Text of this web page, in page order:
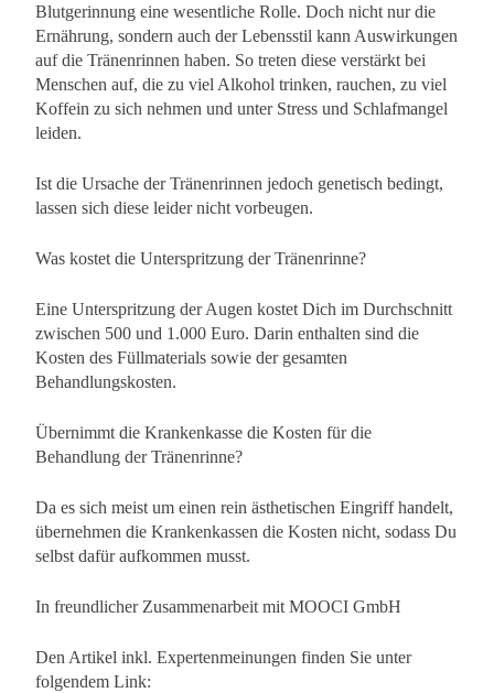
Blutgerinnung eine wesentliche Rolle. Doch nicht nur die
Ernährung, sondern auch der Lebensstil kann Auswirkungen
auf die Tränenrinnen haben. So treten diese verstärkt bei
Menschen auf, die zu viel Alkohol trinken, rauchen, zu viel
Koffein zu sich nehmen und unter Stress und Schlafmangel
leiden.
Ist die Ursache der Tränenrinnen jedoch genetisch bedingt,
lassen sich diese leider nicht vorbeugen.
Was kostet die Unterspritzung der Tränenrinne?
Eine Unterspritzung der Augen kostet Dich im Durchschnitt
zwischen 500 und 1.000 Euro. Darin enthalten sind die
Kosten des Füllmaterials sowie der gesamten
Behandlungskosten.
Übernimmt die Krankenkasse die Kosten für die
Behandlung der Tränenrinne?
Da es sich meist um einen rein ästhetischen Eingriff handelt,
übernehmen die Krankenkassen die Kosten nicht, sodass Du
selbst dafür aufkommen musst.
In freundlicher Zusammenarbeit mit MOOCI GmbH
Den Artikel inkl. Expertenmeinungen finden Sie unter
folgendem Link: